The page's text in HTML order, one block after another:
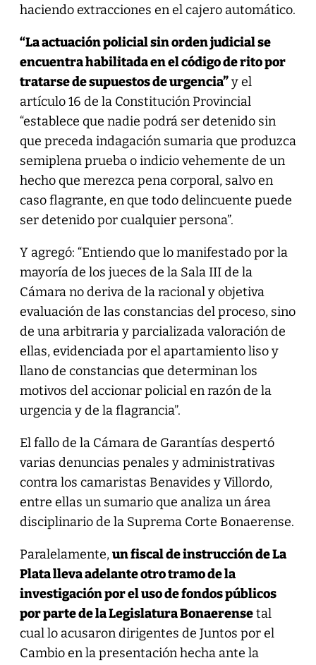
haciendo extracciones en el cajero automático.
“La actuación policial sin orden judicial se
encuentra habilitada en el código de rito por
tratarse de supuestos de urgencia”y el
artículo 16 de la Constitución Provincial
“establece que nadie podrá ser detenido sin
que preceda indagación sumaria que produzca
semiplena prueba o indicio vehemente de un
hecho que merezca pena corporal, salvo en
caso flagrante, en que todo delincuente puede
ser detenido por cualquier persona”.
Y agregó: “Entiendo que lo manifestado por la
mayoría de los jueces de la Sala III de la
Cámara no deriva de la racional y objetiva
evaluación de las constancias del proceso, sino
de una arbitraria y parcializada valoración de
ellas, evidenciada por el apartamiento liso y
llano de constancias que determinan los
motivos del accionar policial en razón de la
urgencia y de la flagrancia”.
El fallo de la Cámara de Garantías despertó
varias denuncias penales y administrativas
contra los camaristas Benavides y Villordo,
entre ellas un sumario que analiza un área
disciplinario de la Suprema Corte Bonaerense.
Paralelamente,un fiscal de instrucción de La
Plata lleva adelante otro tramo de la
investigación por el uso de fondos públicos
por parte de la Legislatura Bonaerensetal
cual lo acusaron dirigentes de Juntos por el
Cambio en la presentación hecha ante la